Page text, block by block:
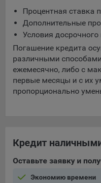
Процентная ставка
Дополнительные
Условия
Погашение кредита
различными
ежемесячно, либо с
первые месяцы и с их
пропорционально
Кредит
Оставьте заявку и
Экономию времени